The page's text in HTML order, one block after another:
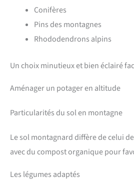
Conifères
Pins des montagnes
Rhododendrons alpins
Un choix minutieux et bien éclairé
Aménager un potager en altitude
Particularités du sol en montagne
Le sol montagnard diffère de celui
avec du compost organique pour
Les légumes adaptés